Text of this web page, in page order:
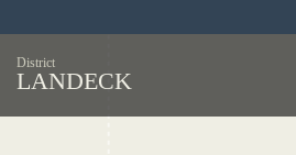
District
LANDECK